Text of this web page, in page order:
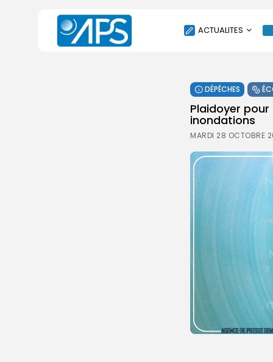
ACTUALITES
SOCIÉTÉ
ÉCONOMIE
CULTURE
ENVIRONNEMENT
INTERNATIONAL
AGENDA
SANTE
DÉPÊCHES
Plaidoyer
inondations
MARDI 28 OCTOBRE